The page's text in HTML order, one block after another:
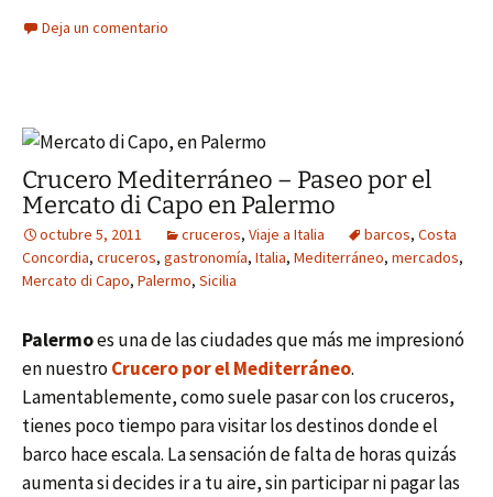
Deja un comentario
Crucero Mediterráneo – Paseo por el
Mercato di Capo en Palermo
octubre 5, 2011 cruceros, Viaje a Italia barcos, Costa
Concordia, cruceros, gastronomía, Italia, Mediterráneo, mercados,
Mercato di Capo, Palermo, Sicilia
Palermoes una de las ciudades que más me impresionó
en nuestroCrucero por el Mediterráneo.
Lamentablemente, como suele pasar con los cruceros,
tienes poco tiempo para visitar los destinos donde el
barco hace escala. La sensación de falta de horas quizás
aumenta si decides ir a tu aire, sin participar ni pagar las